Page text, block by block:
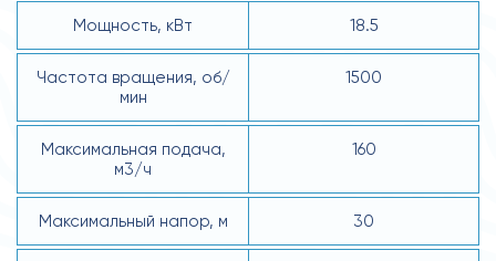
Мощность, кВт 18.5
Частота вращения, об/
мин
1500
Максимальная подача,
м3/ч
160
Максимальный напор, м 30